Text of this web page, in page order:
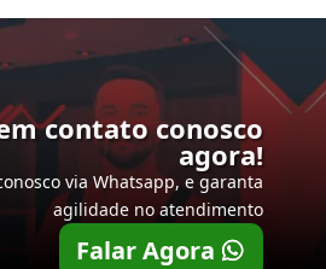
contato conosco
agora!
via Whatsapp, e garanta
agilidade no atendimento
Falar Agora